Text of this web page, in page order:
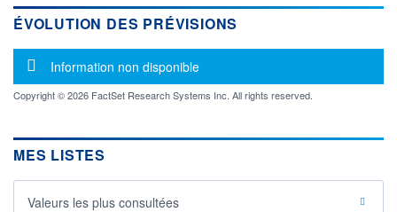
LIMITE À LA
BAISSE
0,0000
LIMITE À LA
HAUSSE
0,0000
RENDEMENT
ESTIMÉ 2026
- -
05.05.26 / 15:37:46
Non éligible
Boursobank
ÉVOLUTION DES PRÉVISIONS
Message d'information
Information non disponible
Copyright © 2026 FactSet Research Systems Inc. All rights reserved.
MES LISTES
Valeurs les plus consultées